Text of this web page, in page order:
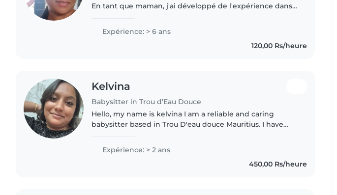
En tant que maman, j'ai développé de l'expérience dans
dans un environnement..
Expérience: > 6 ans
120,00 Rs/heure
Kelvina
Babysitter in Trou d’Eau Douce
Hello, my name is kelvina I am a reliable and caring
babysitter based in Trou D'eau douce Mauritius. I have
enjoy creating..
Expérience: > 2 ans
450,00 Rs/heure